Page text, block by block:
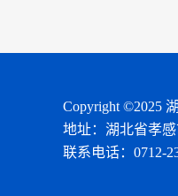
Copyright ©2025
地址：湖北省孝
联系电话：0712-